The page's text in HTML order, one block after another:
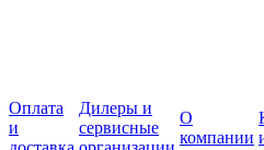
Оплата
и
Дилеры и
сервисные
О
компании